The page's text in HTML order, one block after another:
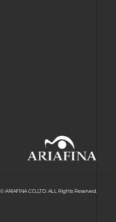
© ARIAFINA CO.,LTD. ALL Rights Reserved.